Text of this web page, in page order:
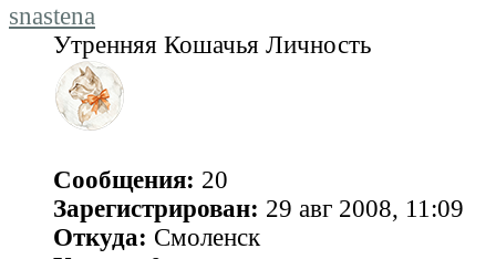
snastena
Утренняя Кошачья Личность
Сообщения: 20
Зарегистрирован: 29 авг 2008, 11:09
Откуда: Смоленск